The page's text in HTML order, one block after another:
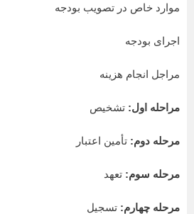
موارد خاص در تصویب بودجه
اجرای بودجه
مراجل انجام هزینه
مراحله اول: تشخیص
مرحله دوم: تأمین اعتبار
مرحله سوم: تعهد
مرحله چهارم: تسجیل